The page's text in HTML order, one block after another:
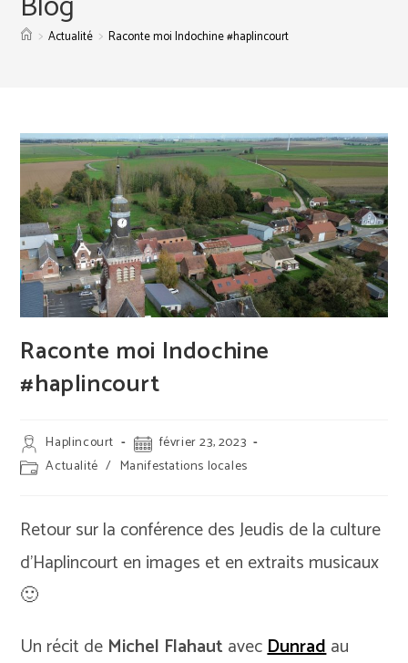
> Actualité > Raconte moi Indochine #haplincourt
Raconte moi Indochine
#haplincourt
Auteur/autrice
de
la
Haplincourt
Publication
publiée :
février 23, 2023
Post Actualité / Manifestations locales
Retour sur la conférence des Jeudis de la culture
d’Haplincourt en images et en extraits musicaux
🙂
Un récit de Michel FlahautavecDunradau